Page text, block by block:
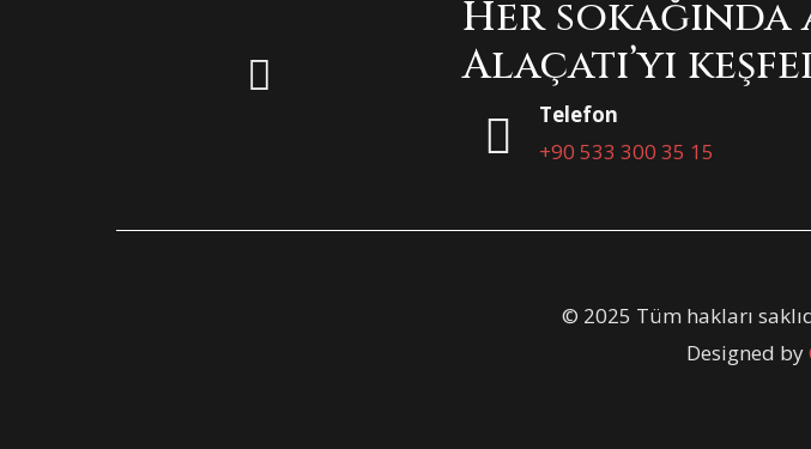
Her
Alaçatı’yı
Telefon
+90 533 300 35 15
© 2025 Tüm hakları
Designed by